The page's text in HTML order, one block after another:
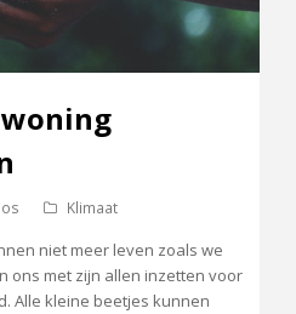
Klimaat
niet meer leven zoals we
ons met zijn allen inzetten voor
Alle kleine beetjes kunnen